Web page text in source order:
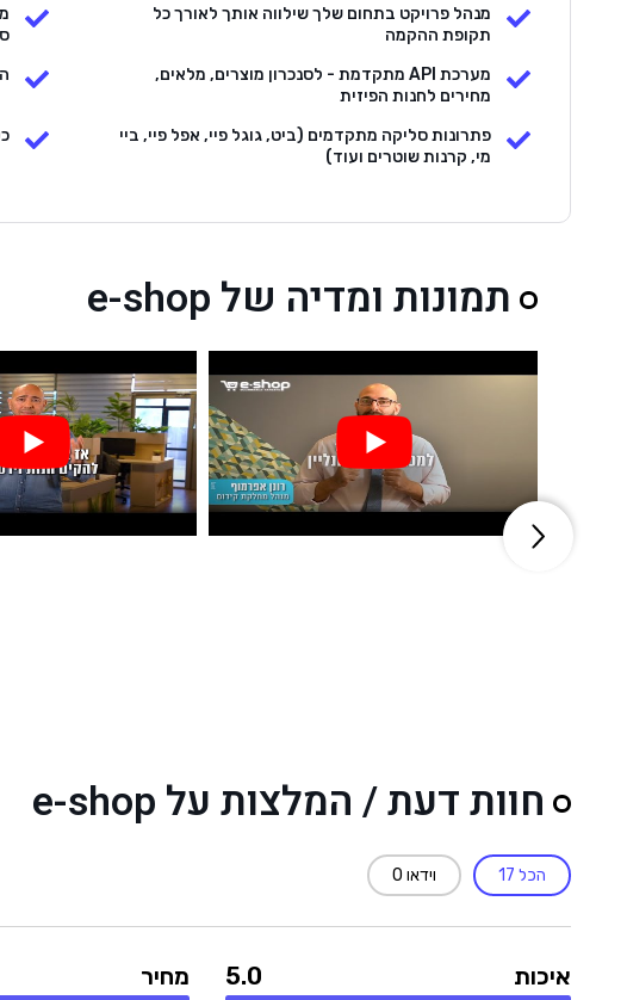
מנהל פרויקט בתחום שלך שילווה אותך לאורך כל
תקופת ההקמה
מערכת API מתקדמת - לסנכרון מוצרים, מלאים,
מחירים לחנות הפיזית
פתרונות סליקה מתקדמים (ביט, גוגל פיי, אפל פיי, ביי
מי, קרנות שוטרים ועוד)
תמונות ומדיה של e-shop
חוות דעת / המלצות על e-shop
הכל 17 וידאו 0
איכות 5.0 מחיר